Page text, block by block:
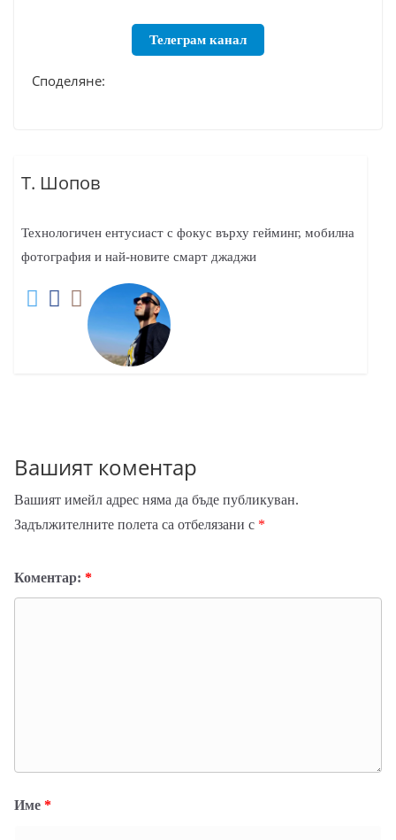
Телеграм канал
Споделяне:
Т. Шопов
Технологичен ентусиаст с фокус върху гейминг, мобилна
фотография и най-новите смарт джаджи
Вашият коментар
Вашият имейл адрес няма да бъде публикуван.
Задължителните полета са отбелязани с *
Коментар: *
Име *